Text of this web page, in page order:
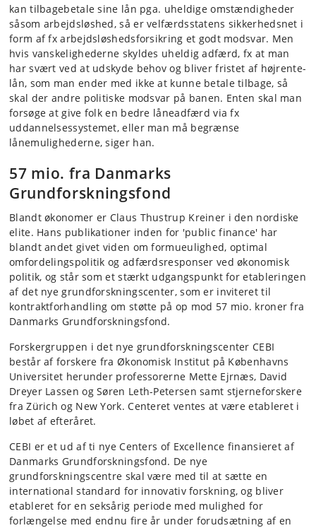
kan tilbagebetale sine lån pga. uheldige omstændigheder
såsom arbejdsløshed, så er velfærdsstatens sikkerhedsnet i
form af fx arbejdsløshedsforsikring et godt modsvar. Men
hvis vanskelighederne skyldes uheldig adfærd, fx at man
har svært ved at udskyde behov og bliver fristet af højrente-
lån, som man ender med ikke at kunne betale tilbage, så
skal der andre politiske modsvar på banen. Enten skal man
forsøge at give folk en bedre låneadfærd via fx
uddannelsessystemet, eller man må begrænse
lånemulighederne, siger han.
57 mio. fra Danmarks
Grundforskningsfond
Blandt økonomer er Claus Thustrup Kreiner i den nordiske
elite. Hans publikationer inden for 'public finance' har
blandt andet givet viden om formueulighed, optimal
omfordelingspolitik og adfærdsresponser ved økonomisk
politik, og står som et stærkt udgangspunkt for etableringen
af det nye grundforskningscenter, som er inviteret til
kontraktforhandling om støtte på op mod 57 mio. kroner fra
Danmarks Grundforskningsfond.
Forskergruppen i det nye grundforskningscenter CEBI
består af forskere fra Økonomisk Institut på Københavns
Universitet herunder professorerne Mette Ejrnæs, David
Dreyer Lassen og Søren Leth-Petersen samt stjerneforskere
fra Zürich og New York. Centeret ventes at være etableret i
løbet af efteråret.
CEBI er et ud af ti nye Centers of Excellence finansieret af
Danmarks Grundforskningsfond. De nye
grundforskningscentre skal være med til at sætte en
international standard for innovativ forskning, og bliver
etableret for en seksårig periode med mulighed for
forlængelse med endnu fire år under forudsætning af en